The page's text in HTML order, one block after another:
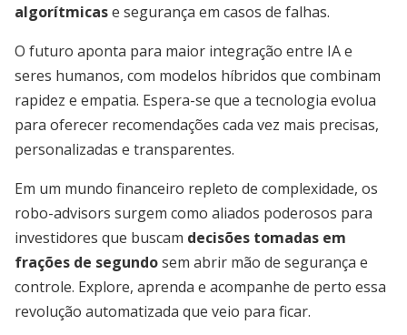
algorítmicase segurança em casos de falhas.
O futuro aponta para maior integração entre IA e
seres humanos, com modelos híbridos que combinam
rapidez e empatia. Espera-se que a tecnologia evolua
para oferecer recomendações cada vez mais precisas,
personalizadas e transparentes.
Em um mundo financeiro repleto de complexidade, os
robo-advisors surgem como aliados poderosos para
investidores que buscam decisões tomadas em
frações de segundosem abrir mão de segurança e
controle. Explore, aprenda e acompanhe de perto essa
revolução automatizada que veio para ficar.